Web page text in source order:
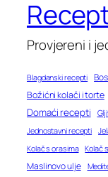
Provjereni i
Blagdanski recepti
Božićni kolači i torte
Domaći recepti
Jednostavni recepti
Kolač s orasima Kolač
Maslinovo ulje